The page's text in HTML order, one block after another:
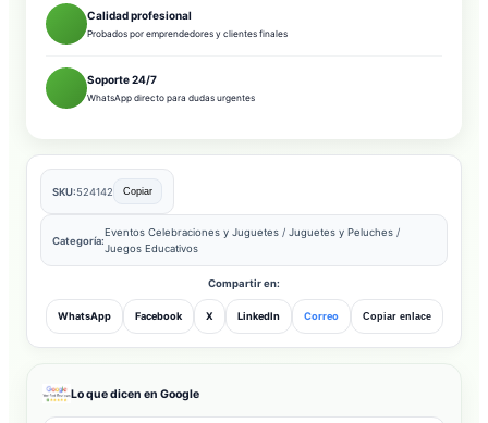
Calidad profesional
Probados por emprendedores y clientes finales
Soporte 24/7
WhatsApp directo para dudas urgentes
SKU:524142 Copiar
Categoría:
Eventos Celebraciones y Juguetes / Juguetes y Peluches /
Juegos Educativos
Compartir en:
WhatsApp Facebook X LinkedIn Correo Copiar enlace
Lo que dicen en Google